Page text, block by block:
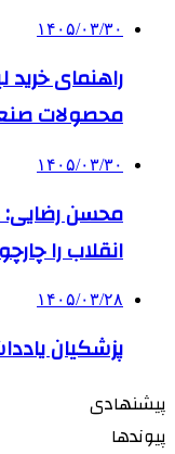
۱۴۰۵/۰۳/۳۰
راهنمای خرید
محصولات
۱۴۰۵/۰۳/۳۰
محسن رضایی:
انقلاب را
۱۴۰۵/۰۳/۲۸
پزشکیان
پیشنهادی
پیوندها